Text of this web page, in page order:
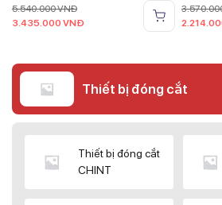
5.540.000VNĐ
3.435.000 VNĐ
Thiết bị đóng cắt
Thiết bị đóng cắt
CHINT